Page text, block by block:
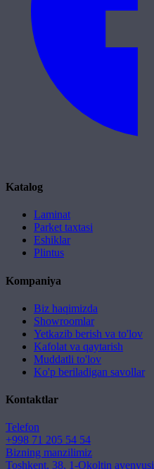
Katalog
Laminat
Parket taxtasi
Eshiklar
Plintus
Kompaniya
Biz haqimizda
Showroomlar
Yetkazib berish va to'lov
Kafolat va qaytarish
Muddatli to'lov
Ko'p beriladigan savollar
Kontaktlar
Telefon
+998 71 205 54 54
Bizning manzilimiz
Toshkent, 38, 1-Okoltin avenyusi